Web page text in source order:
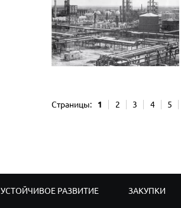
Страницы: 1 2 3 4 5
УСТОЙЧИВОЕ РАЗВИТИЕ ЗАКУПКИ